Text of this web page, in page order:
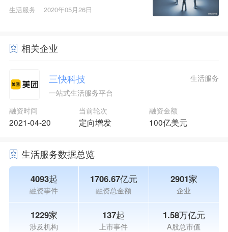
生活服务 2020年05月26日
相关企业
三快科技
一站式生活服务平台
生活服务
融资时间
2021-04-20
当前轮次
定向增发
融资金额
100亿美元
生活服务数据总览
4093起
融资事件
1706.67亿元
融资总金额
2901家
企业
1229家
涉及机构
137起
上市事件
1.58万亿元
A股总市值